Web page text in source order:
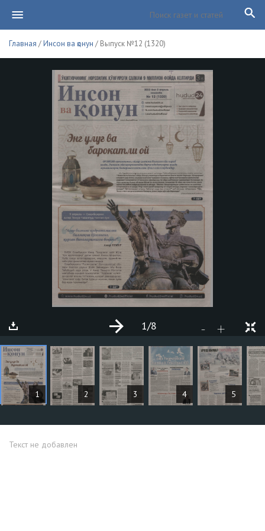
Главная /Инсон ва қонун / Выпуск №12 (1320)
1 2 3 4 5
- +
1/8
СТАТЬИ
Текст не добавлен